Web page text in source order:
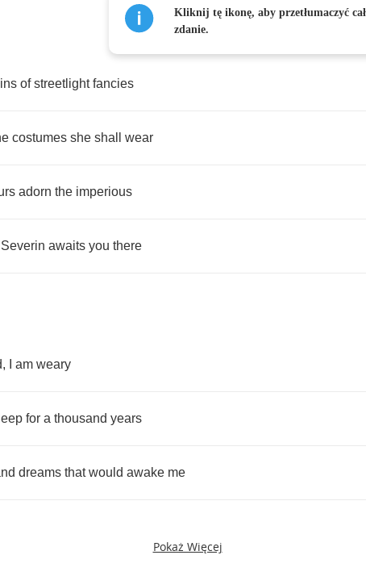
of streetlight fancies
costumes she shall wear
adorn the imperious
Severin awaits you there
, am weary
for a thousand years
dreams that would awake me
Pokaż Więcej
Kliknij tę ikonę, aby przetłumaczyć
zdanie.